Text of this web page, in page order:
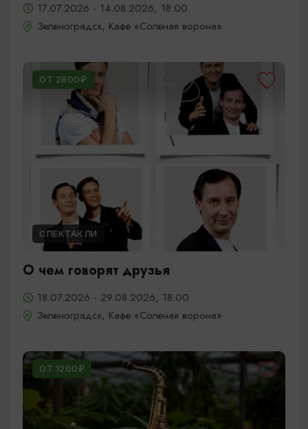
17.07.2026 - 14.08.2026, 18:00
Зеленоградск, Кафе «Соленая ворона»
ОТ 2800₽
СПЕКТАКЛИ
О чем говорят друзья
18.07.2026 - 29.08.2026, 18:00
Зеленоградск, Кафе «Соленая ворона»
ОТ 1200₽